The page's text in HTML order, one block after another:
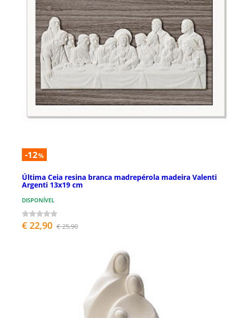
-12%
Última Ceia resina branca madrepérola madeira Valenti
Argenti 13x19 cm
DISPONÍVEL
€ 22,90 € 25,90